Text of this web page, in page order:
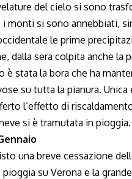
del cielo si sono
i monti si sono annebbiati,
le prime
dalla sera colpita anche la
è stata la bora che ha
su tutta la pianura.
l’effetto di
si è tramutata in pioggia.
una breve cessazione
su Verona e la